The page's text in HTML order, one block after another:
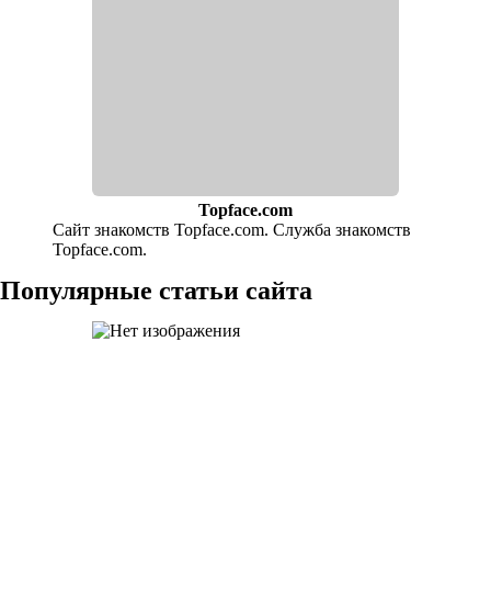
Topface.com
Сайт знакомств Topface.com. Служба знакомств
Topface.com.
Популярные статьи сайта